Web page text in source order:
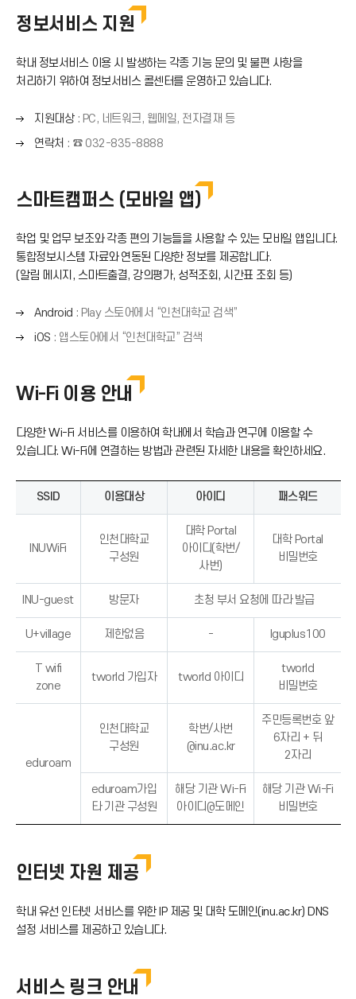
정보서비스 지원
학내 정보서비스 이용 시 발생하는 각종 기능 문의 및 불편 사항을
처리하기 위하여 정보서비스 콜센터를 운영하고 있습니다.
오
른
쪽
표
→
)
지원대상: PC, 네트워크, 웹메일, 전자결재 등
오
화
살
(
→
)
연락처 : ☎ 032-835-8888
스마트캠퍼스 (모바일 앱)
학업 및 업무 보조와 각종 편의 기능들을 사용할 수 있는 모바일 앱입니다.
통합정보시스템 자료와 연동된 다양한 정보를 제공합니다.
(알림 메시지, 스마트출결, 강의평가, 성적조회, 시간표 조회 등)
오
쪽
표
→
)
Android : Play 스토어에서 “인천대학교 검색”
오
화
살
(
→
iOS : 앱스토어에서 “인천대학교” 검색
Wi-Fi 이용 안내
다양한 Wi-Fi 서비스를 이용하여 학내에서 학습과 연구에 이용할 수
있습니다. Wi-Fi에 연결하는 방법과 관련된 자세한 내용을 확인하세요.
SSID 이용대상 아이디 패스워드
INUWiFi
인천대학교
구성원
대학 Portal
아이디(학번/
사번)
대학 Portal
비밀번호
INU-guest 방문자 초청 부서 요청에 따라 발급
U+village 제한없음 - lguplus100
T wifi
zone
tworld 가입자 tworld 아이디
tworld
비밀번호
eduroam
인천대학교
구성원
학번/사번
@inu.ac.kr
주민등록번호 앞
6자리 + 뒤
2자리
eduroam가입
타 기관 구성원
해당 기관 Wi-Fi
아이디@도메인
해당 기관 Wi-Fi
비밀번호
인터넷 자원 제공
학내 유선 인터넷 서비스를 위한 IP 제공 및 대학 도메인(inu.ac.kr) DNS
설정 서비스를 제공하고 있습니다.
서비스 링크 안내